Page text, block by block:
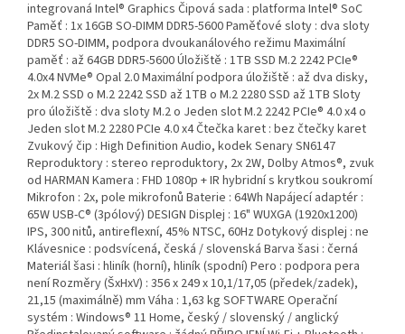
integrovaná Intel® Graphics Čipová sada : platforma Intel® SoC
Paměť : 1x 16GB SO-DIMM DDR5-5600 Paměťové sloty : dva sloty
DDR5 SO-DIMM, podpora dvoukanálového režimu Maximální
paměť : až 64GB DDR5-5600 Úložiště : 1TB SSD M.2 2242 PCIe®
4.0x4 NVMe® Opal 2.0 Maximální podpora úložiště : až dva disky,
2x M.2 SSD o M.2 2242 SSD až 1TB o M.2 2280 SSD až 1TB Sloty
pro úložiště : dva sloty M.2 o Jeden slot M.2 2242 PCIe® 4.0 x4 o
Jeden slot M.2 2280 PCIe 4.0 x4 Čtečka karet : bez čtečky karet
Zvukový čip : High Definition Audio, kodek Senary SN6147
Reproduktory : stereo reproduktory, 2x 2W, Dolby Atmos®, zvuk
od HARMAN Kamera : FHD 1080p + IR hybridní s krytkou soukromí
Mikrofon : 2x, pole mikrofonů Baterie : 64Wh Napájecí adaptér :
65W USB-C® (3pólový) DESIGN Displej : 16" WUXGA (1920x1200)
IPS, 300 nitů, antireflexní, 45% NTSC, 60Hz Dotykový displej : ne
Klávesnice : podsvícená, česká / slovenská Barva šasi : černá
Materiál šasi : hliník (horní), hliník (spodní) Pero : podpora pera
není Rozměry (ŠxHxV) : 356 x 249 x 10,1/17,05 (předek/zadek),
21,15 (maximálně) mm Váha : 1,63 kg SOFTWARE Operační
systém : Windows® 11 Home, český / slovenský / anglický